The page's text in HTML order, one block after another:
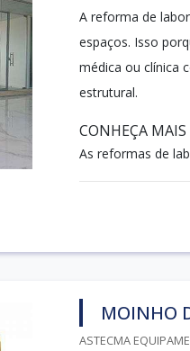
A reforma de
espaços. Isso
médica ou clínica
estrutural.
CONHEÇA MAIS
As reformas de
MOINHO
ASTECMA